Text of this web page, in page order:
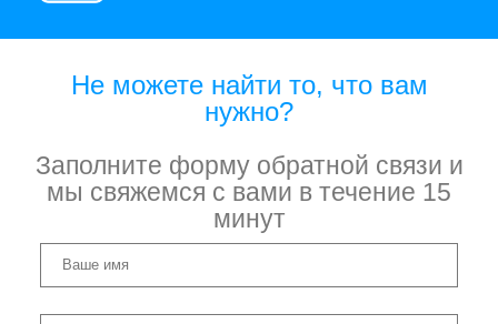
Не можете найти то, что вам
нужно?
Заполните форму обратной связи и
мы свяжемся с вами в течение 15
минут